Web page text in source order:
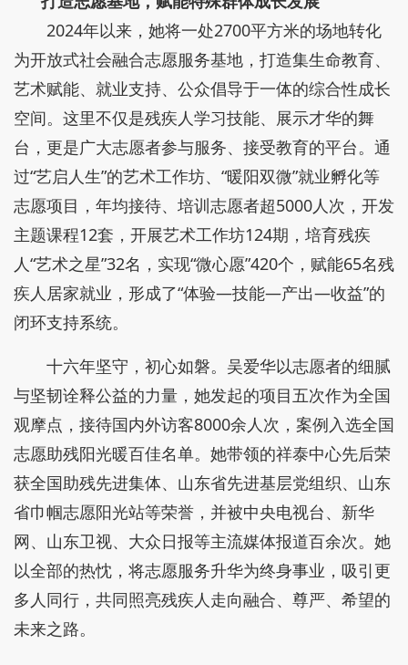
2024年以来，她将一处2700平方米的场地转化
为开放式社会融合志愿服务基地，打造集生命教育、
艺术赋能、就业支持、公众倡导于一体的综合性成长
空间。这里不仅是残疾人学习技能、展示才华的舞
台，更是广大志愿者参与服务、接受教育的平台。通
过“艺启人生”的艺术工作坊、“暖阳双微”就业孵化等
志愿项目，年均接待、培训志愿者超5000人次，开发
主题课程12套，开展艺术工作坊124期，培育残疾
人“艺术之星”32名，实现“微心愿”420个，赋能65名残
疾人居家就业，形成了“体验—技能—产出—收益”的
闭环支持系统。
十六年坚守，初心如磐。吴爱华以志愿者的细腻
与坚韧诠释公益的力量，她发起的项目五次作为全国
观摩点，接待国内外访客8000余人次，案例入选全国
志愿助残阳光暖百佳名单。她带领的祥泰中心先后荣
获全国助残先进集体、山东省先进基层党组织、山东
省巾帼志愿阳光站等荣誉，并被中央电视台、新华
网、山东卫视、大众日报等主流媒体报道百余次。她
以全部的热忱，将志愿服务升华为终身事业，吸引更
多人同行，共同照亮残疾人走向融合、尊严、希望的
未来之路。